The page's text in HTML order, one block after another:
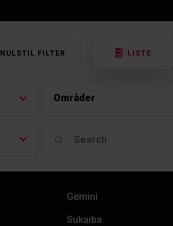
NULSTIL FILTER LISTE
Områder
Gemini
Sukaiba